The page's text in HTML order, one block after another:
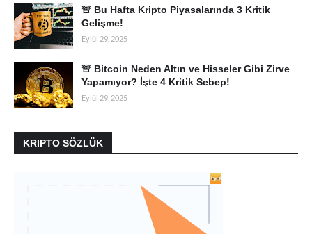
🚨 Bu Hafta Kripto Piyasalarında 3 Kritik
Gelişme!
Eylül 29, 2025
🚨 Bitcoin Neden Altın ve Hisseler Gibi Zirve
Yapamıyor? İşte 4 Kritik Sebep!
Eylül 29, 2025
KRIPTO SÖZLÜK